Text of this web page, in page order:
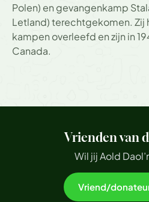
Polen) en gevangenkamp
Letland) terechtgekomen. Zij
kampen overleefd en zijn in
Canada.
Vrienden van
Wil jij Aold
Vriend/